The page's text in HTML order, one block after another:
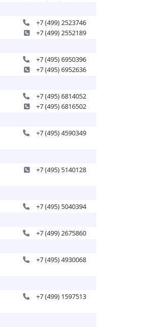
+7 (499) 2523746
+7 (499) 2552189
+7 (495) 6950396
+7 (495) 6952636
+7 (495) 6814052
+7 (495) 6816502
+7 (495) 4590349
+7 (495) 5140128
+7 (495) 5040394
+7 (499) 2675860
+7 (495) 4930068
+7 (499) 1597513